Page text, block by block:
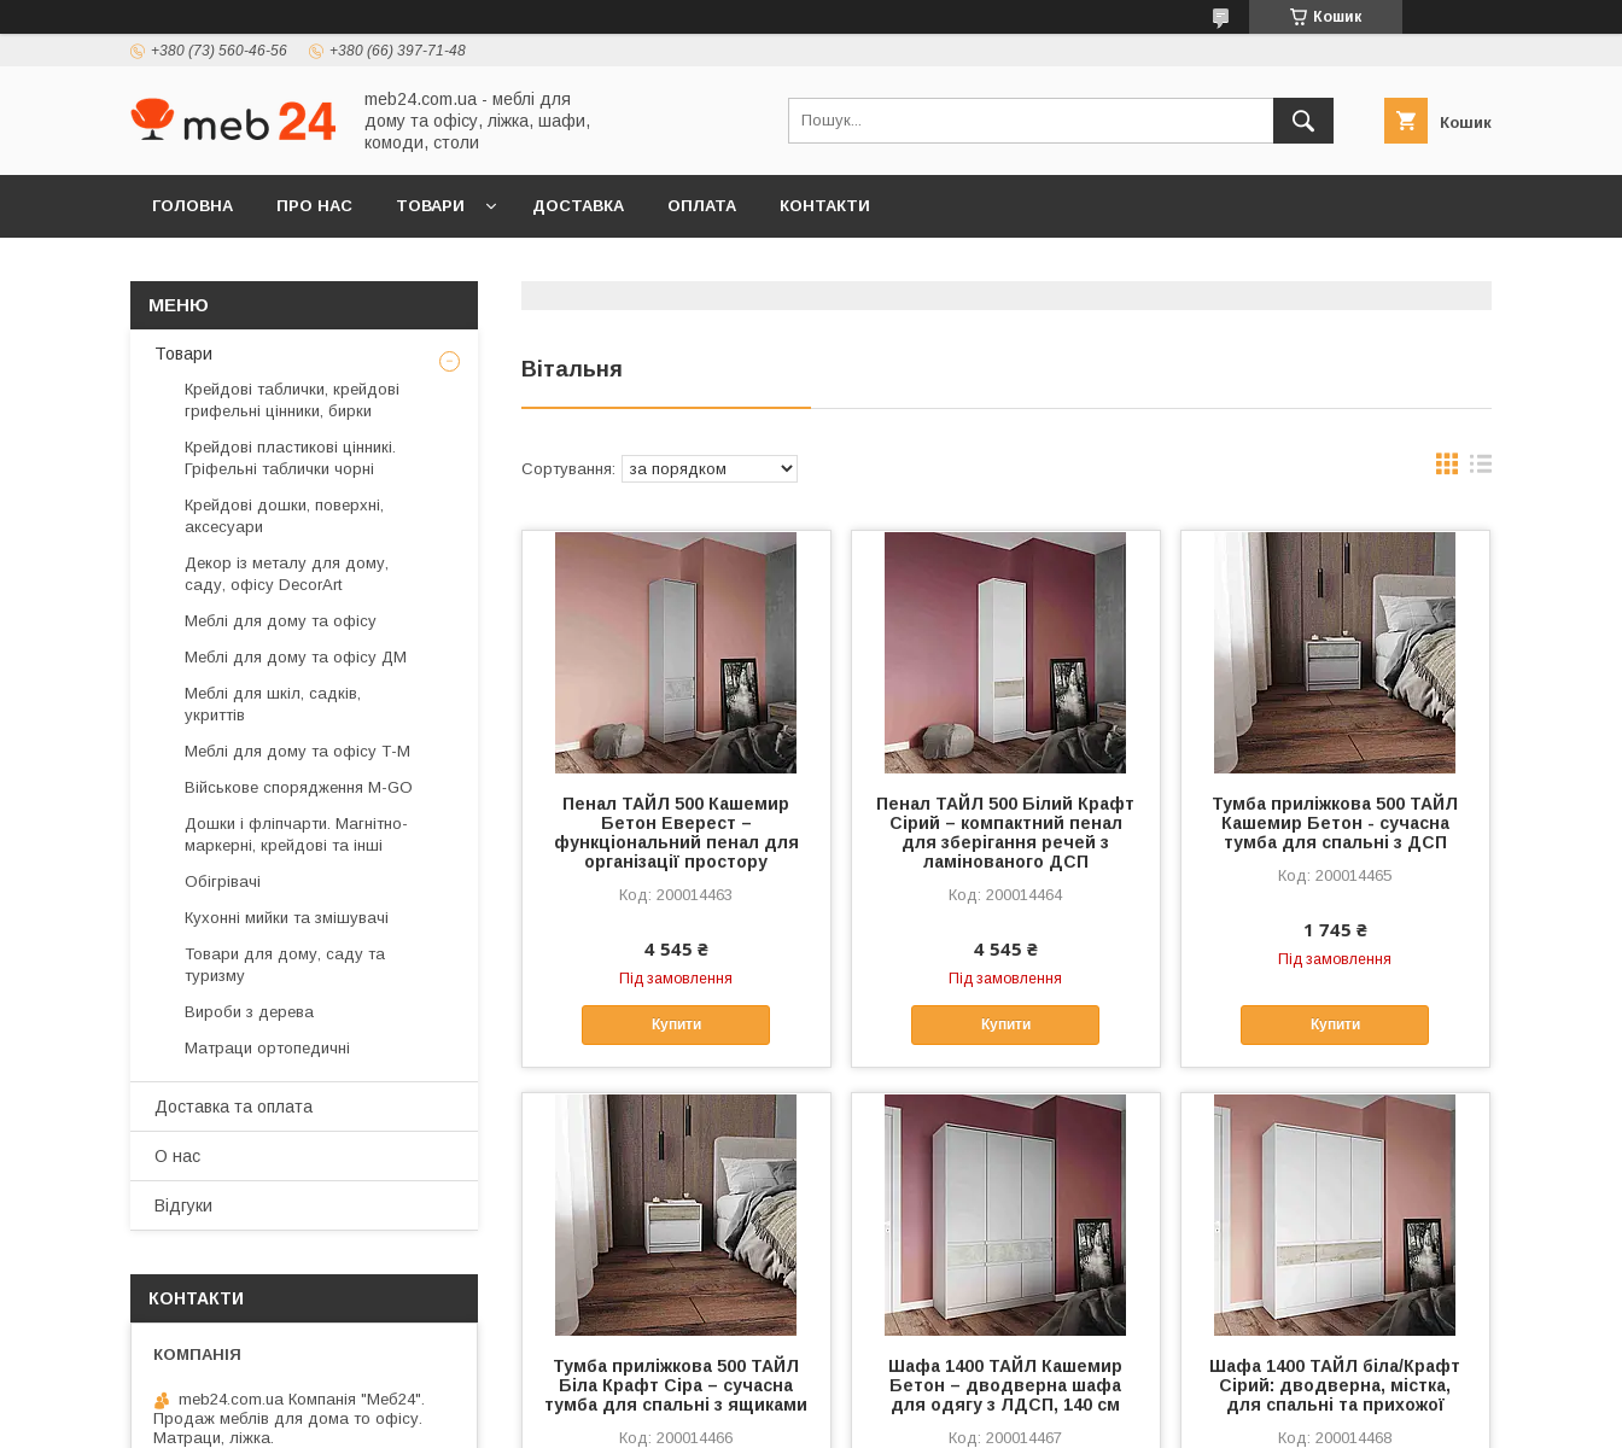
Кошик
+380 (73) 560-46-56 +380 (66) 397-71-48
meb24.com.ua - меблі для
дому та офісу, ліжка, шафи,
комоди, столи
Кошик
ГОЛОВНА ПРО НАС ТОВАРИ ДОСТАВКА ОПЛАТА КОНТАКТИ
Вітальня
Пенал ТАЙЛ 500 Кашемир
Бетон Еверест –
функціональний пенал для
організації простору
200014463
4 545 ₴
Під замовлення
Купити
Пенал ТАЙЛ 500 Білий Крафт
Сірий – компактний пенал
для зберігання речей з
ламінованого ДСП
200014464
4 545 ₴
Під замовлення
Купити
Тумба приліжкова 500 ТАЙЛ
Кашемир Бетон - сучасна
тумба для спальні з ДСП
200014465
1 745 ₴
Під замовлення
Купити
Тумба приліжкова 500 ТАЙЛ
Біла Крафт Сіра – сучасна
тумба для спальні з ящиками
200014466
Шафа 1400 ТАЙЛ Кашемир
Бетон – дводверна шафа
для одягу з ЛДСП, 140 см
200014467
Шафа 1400 ТАЙЛ біла/Крафт
Сірий: дводверна, містка,
для спальні та прихожої
200014468
Товари
Крейдові таблички, крейдові
грифельні цінники, бирки
Крейдові пластикові цінникі.
Гріфельні таблички чорні
Крейдові дошки, поверхні,
аксесуари
Декор із металу для дому,
саду, офісу DecorArt
Меблі для дому та офісу
Меблі для дому та офісу ДМ
Меблі для шкіл, садків,
укриттів
Меблі для дому та офісу Т-М
Військове спорядження M-GO
Дошки і фліпчарти. Магнітно-
маркерні, крейдові та інші
Обігрівачі
Кухонні мийки та змішувачі
Товари для дому, саду та
туризму
Вироби з дерева
Матраци ортопедичні
Доставка та оплата
О нас
Відгуки
КОНТАКТИ
meb24.com.ua Компанія "Меб24".
Продаж меблів для дома то офісу.
Матраци, ліжка.